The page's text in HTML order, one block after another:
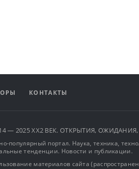
КОНТАКТЫ
— 2025 XX2 ВЕК. ОТКРЫТИЯ,
популярный портал. Наука, техника,
тенденции. Новости и публикации.
материалов сайта